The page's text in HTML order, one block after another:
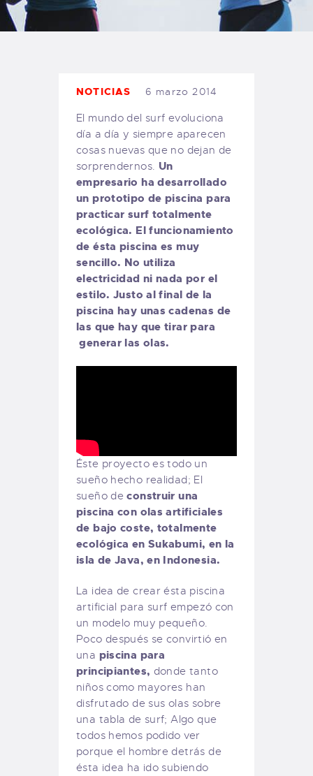
TIENDA FAMILY SURFERS
WEBCAM SALINAS
NOTICIAS 6 marzo 2014
El mundo del surf evoluciona
día a día y siempre aparecen
cosas nuevas que no dejan de
sorprendernos. Un
empresario ha desarrollado
un prototipo de piscina para
practicar surf totalmente
ecológica. El funcionamiento
de ésta piscina es muy
sencillo. No utiliza
electricidad ni nada por el
estilo. Justo al final de la
piscina hay unas cadenas de
las que hay que tirar para
generar las olas.
Éste proyecto es todo un
sueño hecho realidad; El
sueño de construir una
piscina con olas artificiales
de bajo coste, totalmente
ecológica en Sukabumi, en la
isla de Java, en Indonesia.
La idea de crear ésta piscina
artificial para surf empezó con
un modelo muy pequeño.
Poco después se convirtió en
una piscina para
principiantes, donde tanto
niños como mayores han
disfrutado de sus olas sobre
una tabla de surf; Algo que
todos hemos podido ver
porque el hombre detrás de
ésta idea ha ido subiendo